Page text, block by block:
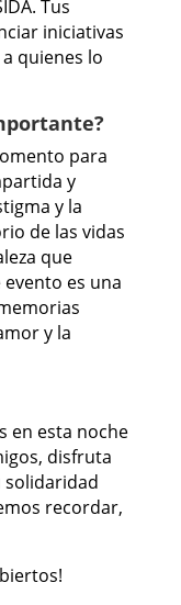
Tus
iniciativas
quienes lo
para
y
y la
de las vidas
que
es una
y la
en esta noche
disfruta
solidaridad
recordar,